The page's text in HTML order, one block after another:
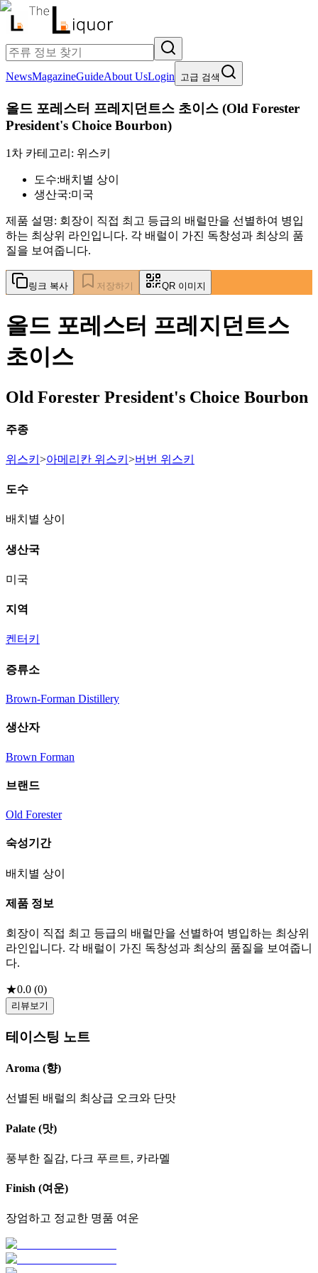
NewsMagazineGuideAbout UsLogin 고급 검색
올드 포레스터 프레지던트스 초이스 (Old Forester
President's Choice Bourbon)
1차 카테고리: 위스키
도수:배치별 상이
생산국:미국
제품 설명: 회장이 직접 최고 등급의 배럴만을 선별하여 병입
하는 최상위 라인입니다. 각 배럴이 가진 독창성과 최상의 품
질을 보여줍니다.
링크 복사 저장하기 QR 이미지
올드 포레스터 프레지던트스
초이스
Old Forester President's Choice Bourbon
주종
위스키 >아메리칸 위스키 >버번 위스키
도수
배치별 상이
생산국
미국
지역
켄터키
증류소
Brown-Forman Distillery
생산자
Brown Forman
브랜드
Old Forester
숙성기간
배치별 상이
제품 정보
회장이 직접 최고 등급의 배럴만을 선별하여 병입하는 최상위
라인입니다. 각 배럴이 가진 독창성과 최상의 품질을 보여줍니
다.
★0.0 (0)
리뷰보기
테이스팅 노트
Aroma (향)
선별된 배럴의 최상급 오크와 단맛
Palate (맛)
풍부한 질감, 다크 푸르트, 카라멜
Finish (여운)
장엄하고 정교한 명품 여운